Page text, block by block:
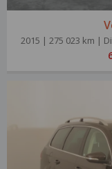
2015 | 275 023 km |